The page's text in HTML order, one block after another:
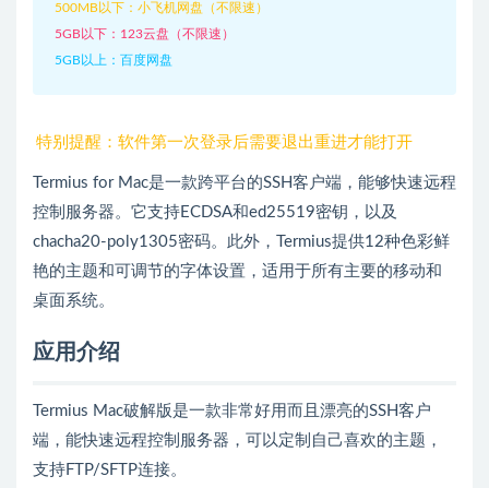
500MB以下：小飞机网盘（不限速）
5GB以下：123云盘（不限速）
5GB以上：百度网盘
特别提醒：软件第一次登录后需要退出重进才能打开
Termius for Mac是一款跨平台的SSH客户端，能够快速远程
控制服务器。它支持ECDSA和ed25519密钥，以及
chacha20-poly1305密码。此外，Termius提供12种色彩鲜
艳的主题和可调节的字体设置，适用于所有主要的移动和
桌面系统。
应用介绍
Termius Mac破解版是一款非常好用而且漂亮的SSH客户
端，能快速远程控制服务器，可以定制自己喜欢的主题，
支持FTP/SFTP连接。